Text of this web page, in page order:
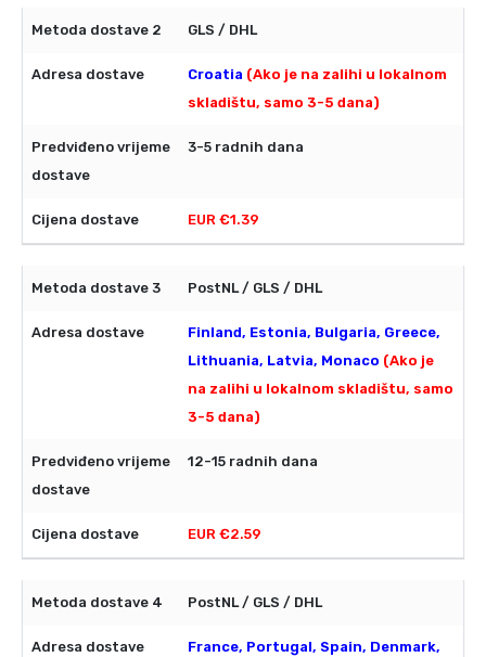
GLS / DHL
Croatia (Ako je na zalihi u lokalnom
skladištu, samo 3-5 dana)
3-5 radnih dana
EUR €1.39
PostNL / GLS / DHL
Finland, Estonia, Bulgaria, Greece,
Lithuania, Latvia, Monaco (Ako je
na zalihi u lokalnom skladištu, samo
3-5 dana)
12-15 radnih dana
EUR €2.59
PostNL / GLS / DHL
France, Portugal, Spain, Denmark,